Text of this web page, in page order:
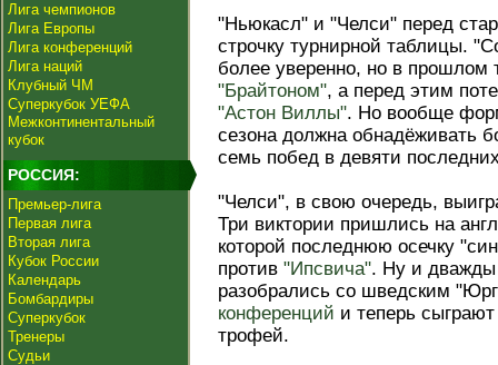
Лига чемпионов
Лига Европы
Лига конференций
Лига наций
Клубный ЧМ
Суперкубок УЕФА
Межконтинентальный
кубок
РОССИЯ:
Премьер-лига
Первая лига
Вторая лига
Кубок России
Календарь
Бомбардиры
Суперкубок
Тренеры
Судьи
"Ньюкасл" и "Челси" перед
строчку турнирной таблицы.
более уверенно, но в прошлом
"Брайтоном", а перед этим
"Астон Виллы". Но вообще
сезона должна обнадёживать
семь побед в девяти
"Челси", в свою очередь,
Три виктории пришлись на
которой последнюю осечку
против "Ипсвича". Ну и дважды
разобрались со шведским
конференций и теперь
трофей.